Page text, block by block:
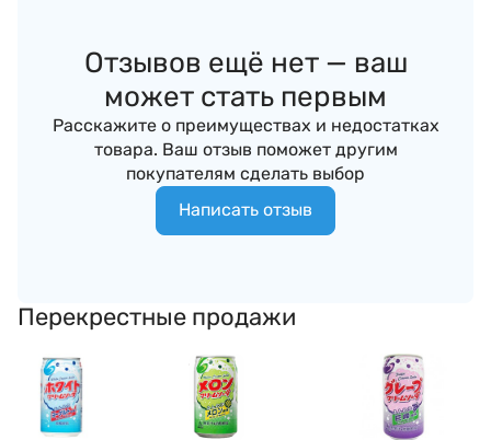
Отзывов ещё нет — ваш
может стать первым
Расскажите о преимуществах и недостатках
товара. Ваш отзыв поможет другим
покупателям сделать выбор
Написать отзыв
Перекрестные продажи